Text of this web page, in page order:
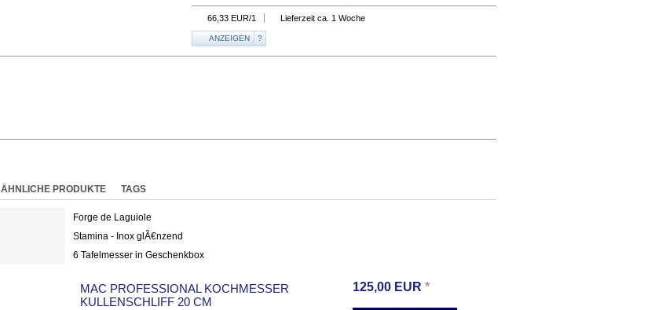
66,33 EUR/1 Lieferzeit ca. 1 Woche
ANZEIGEN ?
ÄHNLICHE PRODUKTE TAGS
Forge de Laguiole
Stamina - Inox glÃ€nzend
6 Tafelmesser in Geschenkbox
MAC PROFESSIONAL KOCHMESSER
KULLENSCHLIFF 20 CM
125,00 EUR *